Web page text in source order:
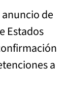
de
Estados
a